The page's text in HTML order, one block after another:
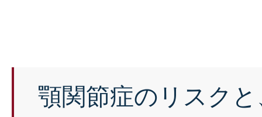
顎関節症のリスク